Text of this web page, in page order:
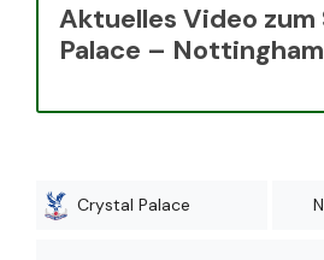
Aktuelles Video zum
Palace –
Crystal Palace